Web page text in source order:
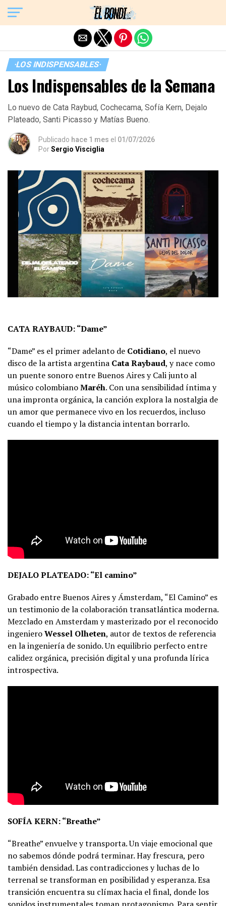
·LOS INDISPENSABLES·
Los Indispensables de la Semana
Lo nuevo de Cata Raybud, Cochecama, Sofía Kern, Dejalo
Plateado, Santi Picasso y Matías Bueno.
Publicado hace 1 mes el 01/07/2026
PorSergio Visciglia
CATA RAYBAUD: “Dame”
“Dame” es el primer adelanto de Cotidiano, el nuevo
disco de la artista argentina Cata Raybaud, y nace como
un puente sonoro entre Buenos Aires y Cali junto al
músico colombianoMaréh. Con una sensibilidad íntima y
una impronta orgánica, la canción explora la nostalgia de
un amor que permanece vivo en los recuerdos, incluso
cuando el tiempo y la distancia intentan borrarlo.
DEJALO PLATEADO: “El camino”
Grabado entre Buenos Aires y Ámsterdam, “El Camino” es
un testimonio de la colaboración transatlántica moderna.
Mezclado en Amsterdam y masterizado por el reconocido
ingenieroWessel Olheten, autor de textos de referencia
en la ingeniería de sonido. Un equilibrio perfecto entre
calidez orgánica, precisión digital y una profunda lírica
introspectiva.
SOFÍA KERN: “Breathe”
“Breathe” envuelve y transporta. Un viaje emocional que
no sabemos dónde podrá terminar. Hay frescura, pero
también densidad. Las contradicciones y luchas de lo
terrenal se transforman en posibilidad y esperanza. Esa
transición encuentra su clímax hacia el final, donde los
Exit mobile version